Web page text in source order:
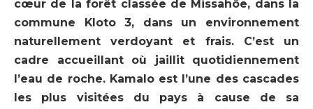
cœur de la forêt classée de Missahöe, dans la
commune Kloto 3, d ans un environnement
naturellement verdoyant et frais. C’est un
cadre accueillant où jaillit quotidiennement
l’eau de roche. Kamalo est l’une des cascades
les plus visitées du pays à cause de sa